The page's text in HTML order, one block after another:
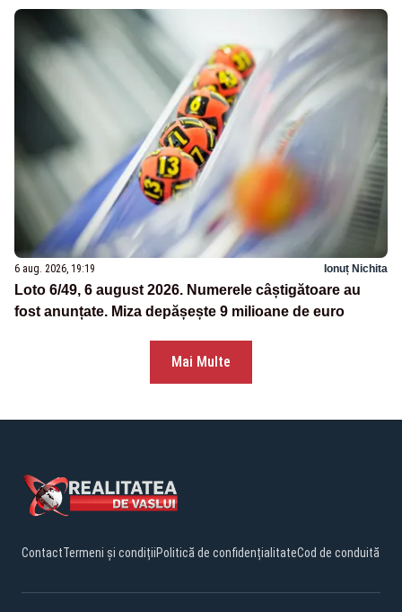
6 aug. 2026, 19:19 Ionuț Nichita
Loto 6/49, 6 august 2026. Numerele câștigătoare au
fost anunțate. Miza depășește 9 milioane de euro
Mai Multe
ContactTermeni și condițiiPolitică de confidențialitateCod de conduită